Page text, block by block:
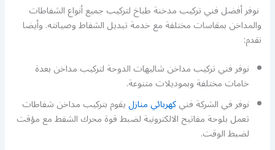
نوفر أفضل فني تركيب مدخنة طباخ لتركيب جميع أنواع الشفاطات
والمداخن بمقاسات مختلفة مع خدمة تبديل الشفاط وصيانته. وأيضا
نقدم:
نوفر فني تركيب مداخن شاليهات الدوحة لتركيب مداخن بعدة
خامات مختلفة وبموديلات متنوعة.
نوفر في الشركة فنيكهربائي منازليقوم بتركيب مداخن شفاطات
تعمل بلوحة مفاتيح الالكترونية لضبط قوة محرك الشفط مع مؤقت
لضبط الوقت.